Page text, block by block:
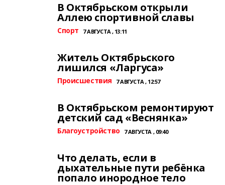
В Октябрьском открыли
Аллею спортивной славы
Спорт 7 АВГУСТА , 13:11
Житель Октябрьского
лишился «Ларгуса»
Происшествия 7 АВГУСТА , 12:57
В Октябрьском ремонтируют
детский сад «Веснянка»
Благоустройство 7 АВГУСТА , 09:40
Что делать, если в
дыхательные пути ребёнка
попало инородное тело